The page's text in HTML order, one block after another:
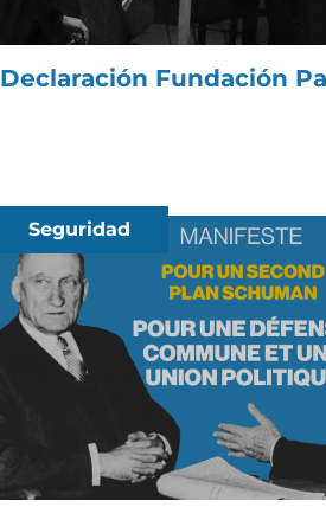
Declaración Fundación
Seguridad